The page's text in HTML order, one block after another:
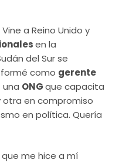
a Reino Unido y
en la
del Sur se
como gerente
una ONGque capacita
en compromiso
en política. Quería
me hice a mí